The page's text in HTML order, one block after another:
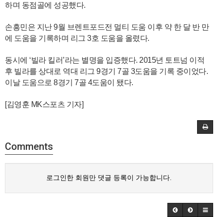
하며 동점골에 성공했다.
손흥민은 지난 9월 브렌트포드전 멀티 도움 이후 약 한 달 반 만
에 도움을 기록하며 리그 3호 도움을 올렸다.
동시에 ‘빌라 킬러’라는 별명을 입증했다. 2015년 토트넘 이적
후 빌라를 상대로 역대 리그 9경기 7골 3도움을 기록 중이었다.
이날 도움으로 8경기 7골 4도움이 됐다.
[김영훈 MK스포츠 기자]
Comments
로그인한 회원만 댓글 등록이 가능합니다.